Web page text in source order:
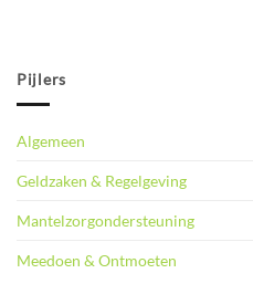
Pijlers
Algemeen
Geldzaken & Regelgeving
Mantelzorgondersteuning
Meedoen & Ontmoeten